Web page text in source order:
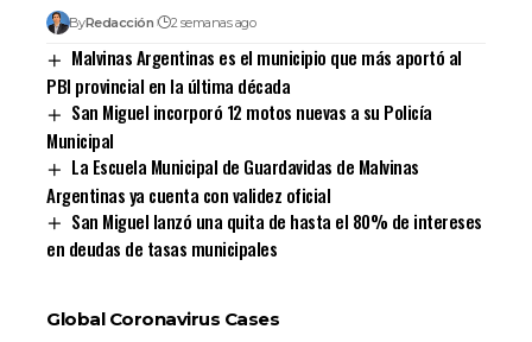
ByRedacción 2 semanas ago
Malvinas Argentinas es el municipio que más aportó al
PBI provincial en la última década
San Miguel incorporó 12 motos nuevas a su Policía
Municipal
La Escuela Municipal de Guardavidas de Malvinas
Argentinas ya cuenta con validez oficial
San Miguel lanzó una quita de hasta el 80% de intereses
en deudas de tasas municipales
Global Coronavirus Cases